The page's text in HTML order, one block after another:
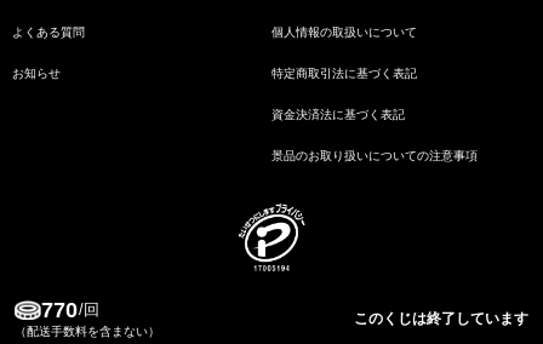
770/回
（配送手数料を含まない）
このくじは終了しています
よくある質問
お知らせ
個人情報の取扱いについて
特定商取引法に基づく表記
資金決済法に基づく表記
景品のお取り扱いについての注意事項